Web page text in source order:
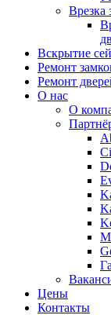
Врезка
Вскрытие
Ремонт
Ремонт
О нас
О
Цены
Контакты